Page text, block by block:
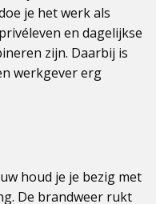
je het werk als
en dagelijkse
zijn. Daarbij is
werkgever erg
houd je je bezig met
De brandweer rukt